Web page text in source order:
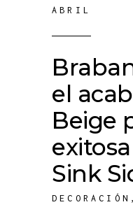
ABRIL
el
Beige
Sink
DECORACIÓN